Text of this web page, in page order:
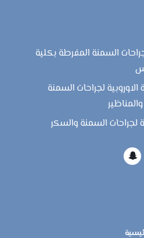
السمنة المفرطة بكلية
لجراحات السمنة
لجراحات السمنة والسكر